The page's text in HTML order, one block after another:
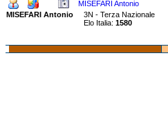
MISEFARI Antonio
MISEFARI Antonio
3N - Terza Nazionale
Elo Italia: 1580